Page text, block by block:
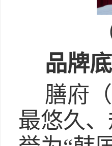
品牌
膳府
最悠久